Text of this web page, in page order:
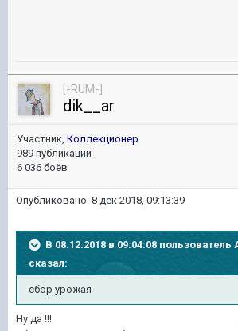
[-RUM-]
dik__ar
Участник, Коллекционер
989 публикаций
6 036 боёв
Опубликовано: 8 дек 2018, 09:13:39
В 08.12.2018 в 09:04:08 пользователь
сказал:
сбор урожая
Ну да !!!